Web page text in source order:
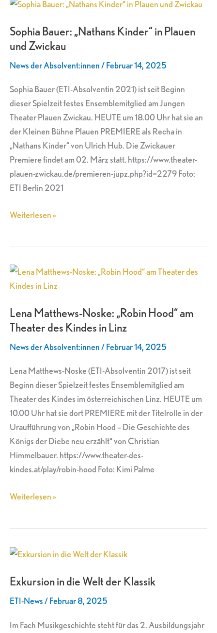
Sophia Bauer: „Nathans Kinder“ in Plauen
und Zwickau
News der Absolvent:innen/Februar 14, 2025
Sophia Bauer (ETI-Absolventin 2021) ist seit Beginn
dieser Spielzeit festes Ensemblemitglied am Jungen
Theater Plauen Zwickau. HEUTE um 18.00 Uhr hat sie an
der Kleinen Bühne Plauen PREMIERE als Recha in
„Nathans Kinder“ von Ulrich Hub. Die Zwickauer
Premiere findet am 02. März statt. https://www.theater-
plauen-zwickau.de/premieren-jupz.php?id=2279 Foto:
ETI Berlin 2021
Sophia
„Nathans
Kinder“
und
Zwickau
Weiterlesen »
Lena Matthews-Noske: „Robin Hood“ am
Theater des Kindes in Linz
News der Absolvent:innen/Februar 14, 2025
Lena Matthews-Noske (ETI-Absolventin 2017) ist seit
Beginn dieser Spielzeit festes Ensemblemitglied am
Theater des Kindes im österreichischen Linz. HEUTE um
10.00 Uhr hat sie dort PREMIERE mit der Titelrolle in der
Uraufführung von „Robin Hood – Die Geschichte des
Königs der Diebe neu erzählt“ von Christian
Himmelbauer. https://www.theater-des-
kindes.at/play/robin-hood Foto: Kimi Palme
Lena
Matthews-
„Robin
Hood“
am
des
Kindes
in
Linz
Weiterlesen »
Exkursion in die Welt der Klassik
ETI-News/Februar 8, 2025
Im Fach Musikgeschichte steht für das 2. Ausbildungsjahr
Exkursion
die
Klassik